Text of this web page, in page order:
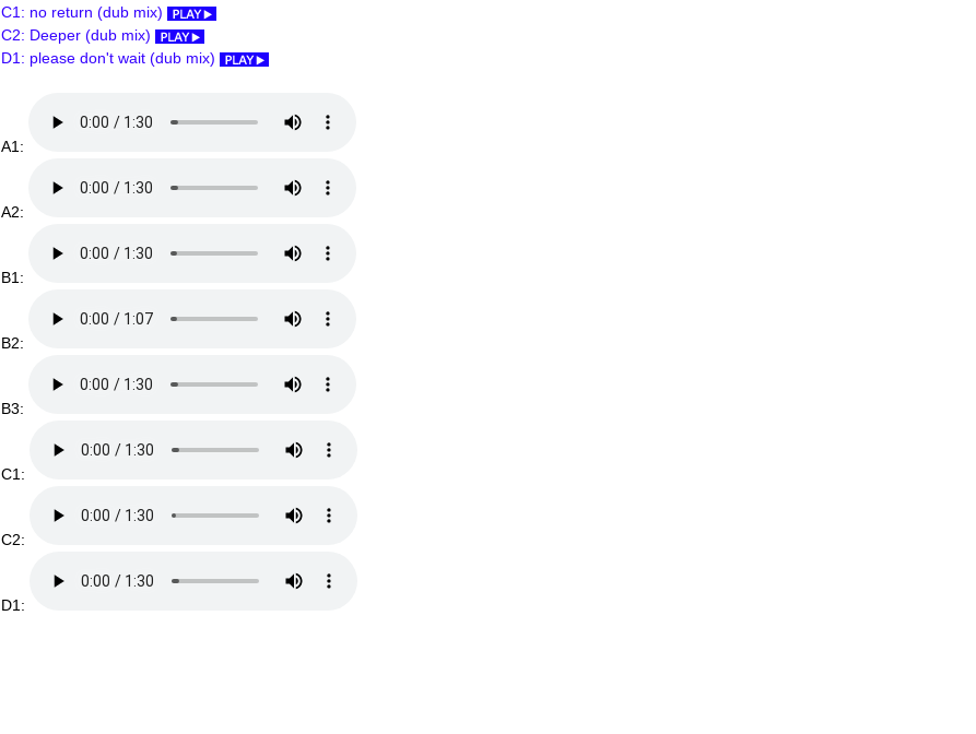
C1: no return (dub mix)
C2: Deeper (dub mix)
D1: please don't wait (dub mix)
A1:
A2:
B1:
B2:
B3:
C1:
C2:
D1: